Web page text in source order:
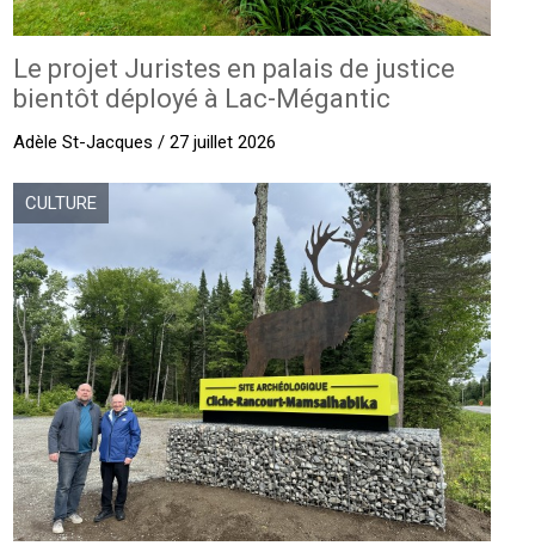
Le projet Juristes en palais de justice
bientôt déployé à Lac-Mégantic
Adèle St-Jacques / 27 juillet 2026
CULTURE